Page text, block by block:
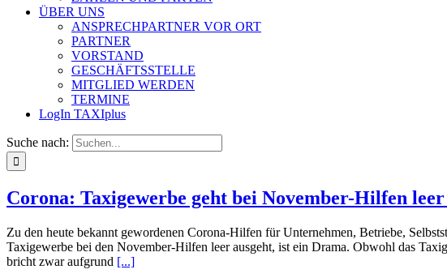
ÜBER UNS
ANSPRECHPARTNER VOR ORT
PARTNER
VORSTAND
GESCHÄFTSSTELLE
MITGLIED WERDEN
TERMINE
LogIn TAXIplus
Suche nach:
Corona: Taxigewerbe geht bei November-Hilfen leer
Zu den heute bekannt gewordenen Corona-Hilfen für Unternehmen, Betriebe,
Taxigewerbe bei den November-Hilfen leer ausgeht, ist ein Drama. Obwohl das
bricht zwar aufgrund [...]